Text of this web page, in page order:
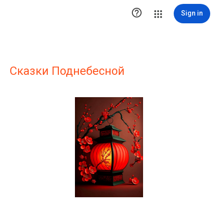
 Sign in
Сказки Поднебесной